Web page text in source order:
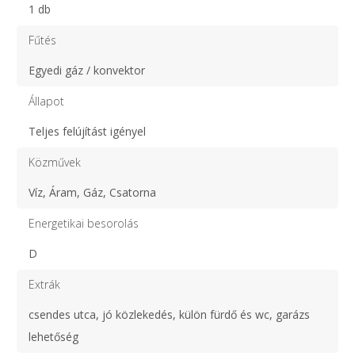
1 db
Fűtés
Egyedi gáz / konvektor
Állapot
Teljes felújítást igényel
Közművek
Víz, Áram, Gáz, Csatorna
Energetikai besorolás
D
Extrák
csendes utca, jó közlekedés, külön fürdő és wc, garázs
lehetőség